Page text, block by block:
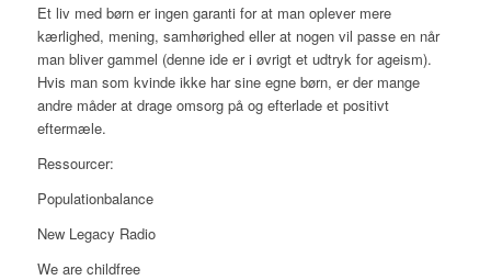
Et liv med børn er ingen garanti for at man oplever mere
kærlighed, mening, samhørighed eller at nogen vil passe en når
man bliver gammel (denne ide er i øvrigt et udtryk for ageism).
Hvis man som kvinde ikke har sine egne børn, er der mange
andre måder at drage omsorg på og efterlade et positivt
eftermæle.
Ressourcer:
Populationbalance
New Legacy Radio
We are childfree